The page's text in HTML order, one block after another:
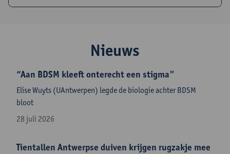
Nieuws
“Aan BDSM kleeft onterecht een stigma"
Elise Wuyts (UAntwerpen) legde de biologie achter BDSM
bloot
28 juli 2026
Tientallen Antwerpse duiven krijgen rugzakje mee